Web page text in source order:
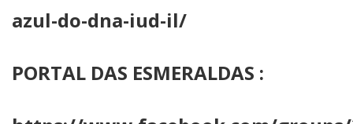
azul-do-dna-iud-il/
PORTAL DAS ESMERALDAS :